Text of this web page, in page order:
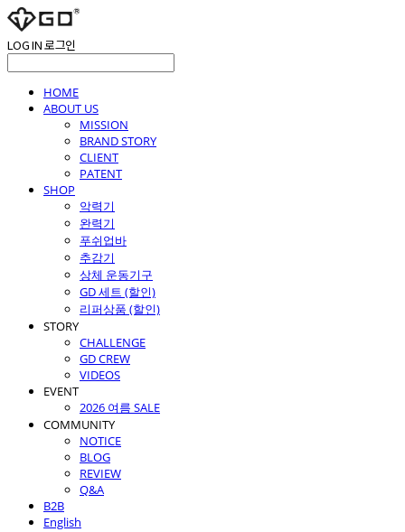
LOG IN로그인
HOME
ABOUT US
MISSION
BRAND STORY
CLIENT
PATENT
SHOP
악력기
완력기
푸쉬업바
추감기
상체 운동기구
GD 세트 (할인)
리퍼상품 (할인)
STORY
CHALLENGE
GD CREW
VIDEOS
EVENT
2026 여름 SALE
COMMUNITY
NOTICE
BLOG
REVIEW
Q&A
B2B
English